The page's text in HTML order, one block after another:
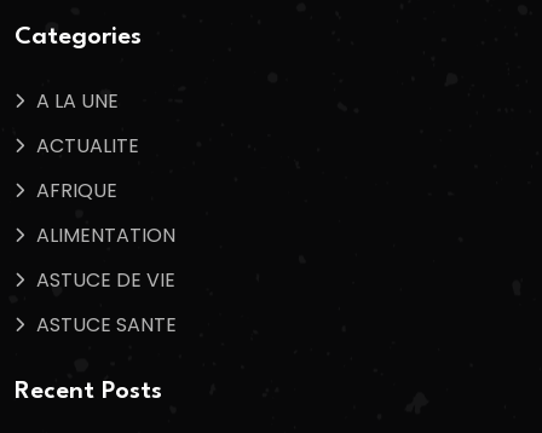
Categories
A LA UNE
ACTUALITE
AFRIQUE
ALIMENTATION
ASTUCE DE VIE
ASTUCE SANTE
Recent Posts